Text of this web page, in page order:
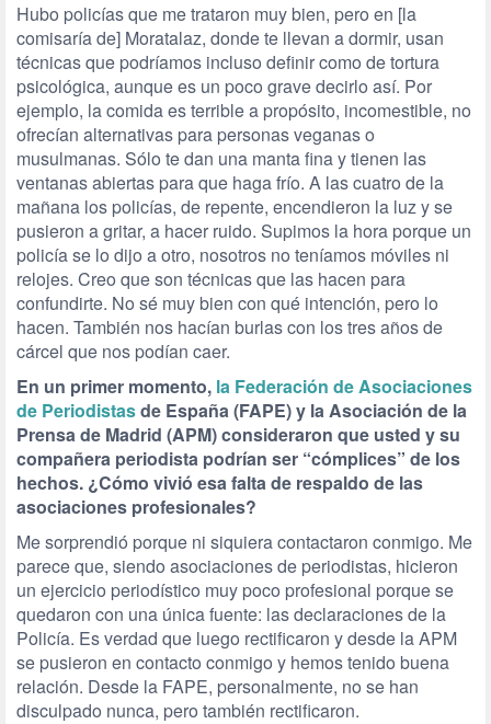
Hubo policías que me trataron muy bien, pero en [la
comisaría de] Moratalaz, donde te llevan a dormir, usan
técnicas que podríamos incluso definir como de tortura
psicológica, aunque es un poco grave decirlo así. Por
ejemplo, la comida es terrible a propósito, incomestible, no
ofrecían alternativas para personas veganas o
musulmanas. Sólo te dan una manta fina y tienen las
ventanas abiertas para que haga frío. A las cuatro de la
mañana los policías, de repente, encendieron la luz y se
pusieron a gritar, a hacer ruido. Supimos la hora porque un
policía se lo dijo a otro, nosotros no teníamos móviles ni
relojes. Creo que son técnicas que las hacen para
confundirte. No sé muy bien con qué intención, pero lo
hacen. También nos hacían burlas con los tres años de
cárcel que nos podían caer.
En un primer momento, la Federación de Asociaciones
de Periodistasde España (FAPE) y la Asociación de la
Prensa de Madrid (APM) consideraron que usted y su
compañera periodista podrían ser “cómplices” de los
hechos. ¿Cómo vivió esa falta de respaldo de las
asociaciones profesionales?
Me sorprendió porque ni siquiera contactaron conmigo. Me
parece que, siendo asociaciones de periodistas, hicieron
un ejercicio periodístico muy poco profesional porque se
quedaron con una única fuente: las declaraciones de la
Policía. Es verdad que luego rectificaron y desde la APM
se pusieron en contacto conmigo y hemos tenido buena
relación. Desde la FAPE, personalmente, no se han
disculpado nunca, pero también rectificaron.